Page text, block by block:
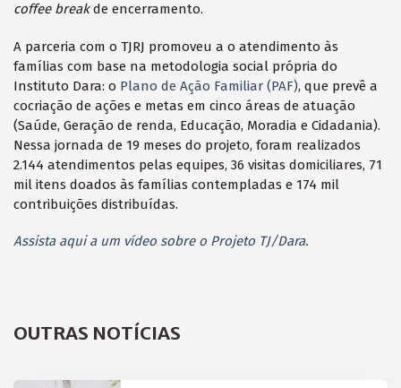
coffee breakde encerramento.
A parceria com o TJRJ promoveu a o atendimento às
famílias com base na metodologia social própria do
Instituto Dara: o Plano de Ação Familiar (PAF), que prevê a
cocriação de ações e metas em cinco áreas de atuação
(Saúde, Geração de renda, Educação, Moradia e Cidadania).
Nessa jornada de 19 meses do projeto, foram realizados
2.144 atendimentos pelas equipes, 36 visitas domiciliares, 71
mil itens doados às famílias contempladas e 174 mil
contribuições distribuídas.
Assista aqui a um vídeo sobre o Projeto TJ/Dara.
OUTRAS NOTÍCIAS